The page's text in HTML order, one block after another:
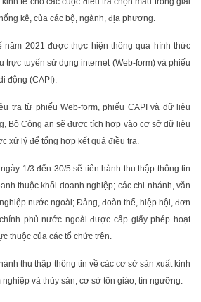
kê, của các bộ, ngành, địa phương.
năm 2021 được thực hiện thông qua hình thức
trực tuyến sử dụng internet (Web-form) và phiếu
động (CAPI).
tra từ phiếu Web-form, phiếu CAPI và dữ liệu
Bộ Công an sẽ được tích hợp vào cơ sở dữ liệu
xử lý để tổng hợp kết quả điều tra.
1/3 đến 30/5 sẽ tiến hành thu thập thông tin
thuộc khối doanh nghiệp; các chi nhánh, văn
nước ngoài; Đảng, đoàn thể, hiệp hội, đơn
phủ nước ngoài được cấp giấy phép hoạt
thuộc của các tổ chức trên.
thu thập thông tin về các cơ sở sản xuất kinh
và thủy sản; cơ sở tôn giáo, tín ngưỡng.